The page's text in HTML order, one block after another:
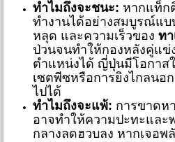
ทำไมถึงจะชนะ: หากแท็ก
ทำงานได้อย่างสมบูรณ์แ
หลุด และความเร็วของ ท
ป่วนจนทำให้กองหลังคู่แข่
ตำแหน่งได้ ญี่ปุ่นมีโอกาส
เซตพีซหรือการยิงไกลนอ
ไปได้
ทำไมถึงจะแพ้: การขาดห
อาจทำให้ความปะทะและ
กลางลดฮวบลง หากเจอ